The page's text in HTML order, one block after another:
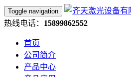
Toggle navigation
热线电话： 15899862552
首页
公司简介
产品中心